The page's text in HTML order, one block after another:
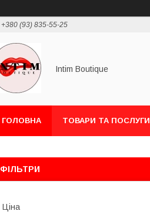
+380 (93) 835-55-25
Intim Boutique
ГОЛОВНА ТОВАРИ ТА ПОСЛУГИ
ФІЛЬТРИ
Ціна